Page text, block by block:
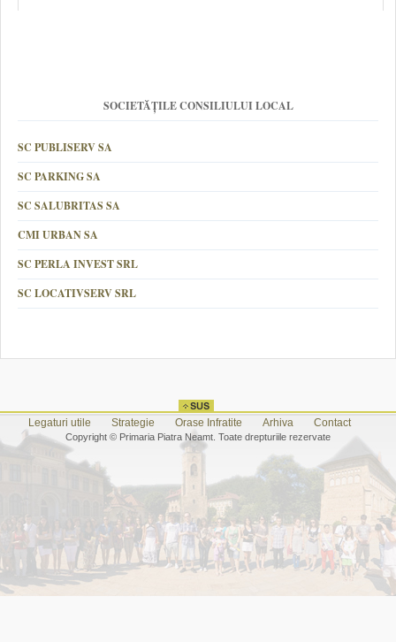
SOCIETĂȚILE CONSILIULUI LOCAL
SC PUBLISERV SA
SC PARKING SA
SC SALUBRITAS SA
CMI URBAN SA
SC PERLA INVEST SRL
SC LOCATIVSERV SRL
Legaturi utile Strategie Orase Infratite Arhiva Contact
Copyright © Primaria Piatra Neamt. Toate drepturiile rezervate